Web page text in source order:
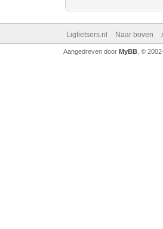
Ligfietsers.nl Naar boven
Aangedreven door MyBB, ©